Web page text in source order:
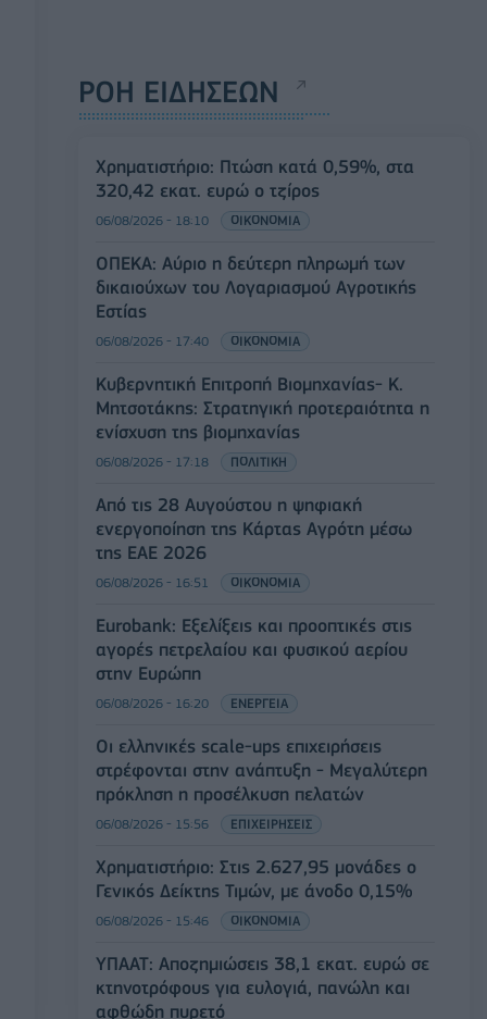
ΡΟΗ ΕΙΔΗΣΕΩΝ
Χρηματιστήριο: Πτώση κατά 0,59%, στα
320,42 εκατ. ευρώ ο τζίρος
06/08/2026 - 18:10 ΟΙΚΟΝΟΜΙΑ
ΟΠΕΚΑ: Αύριο η δεύτερη πληρωμή των
δικαιούχων του Λογαριασμού Αγροτικής
Εστίας
06/08/2026 - 17:40 ΟΙΚΟΝΟΜΙΑ
Κυβερνητική Επιτροπή Βιομηχανίας- Κ.
Μητσοτάκης: Στρατηγική προτεραιότητα η
ενίσχυση της βιομηχανίας
06/08/2026 - 17:18 ΠΟΛΙΤΙΚΗ
Από τις 28 Αυγούστου η ψηφιακή
ενεργοποίηση της Κάρτας Αγρότη μέσω
της ΕΑΕ 2026
06/08/2026 - 16:51 ΟΙΚΟΝΟΜΙΑ
Eurobank: Εξελίξεις και προοπτικές στις
αγορές πετρελαίου και φυσικού αερίου
στην Ευρώπη
06/08/2026 - 16:20 ΕΝΕΡΓΕΙΑ
Οι ελληνικές scale-ups επιχειρήσεις
στρέφονται στην ανάπτυξη - Μεγαλύτερη
πρόκληση η προσέλκυση πελατών
06/08/2026 - 15:56 ΕΠΙΧΕΙΡΗΣΕΙΣ
Χρηματιστήριο: Στις 2.627,95 μονάδες ο
Γενικός Δείκτης Τιμών, με άνοδο 0,15%
06/08/2026 - 15:46 ΟΙΚΟΝΟΜΙΑ
ΥΠΑΑΤ: Αποζημιώσεις 38,1 εκατ. ευρώ σε
κτηνοτρόφους για ευλογιά, πανώλη και
αφθώδη πυρετό